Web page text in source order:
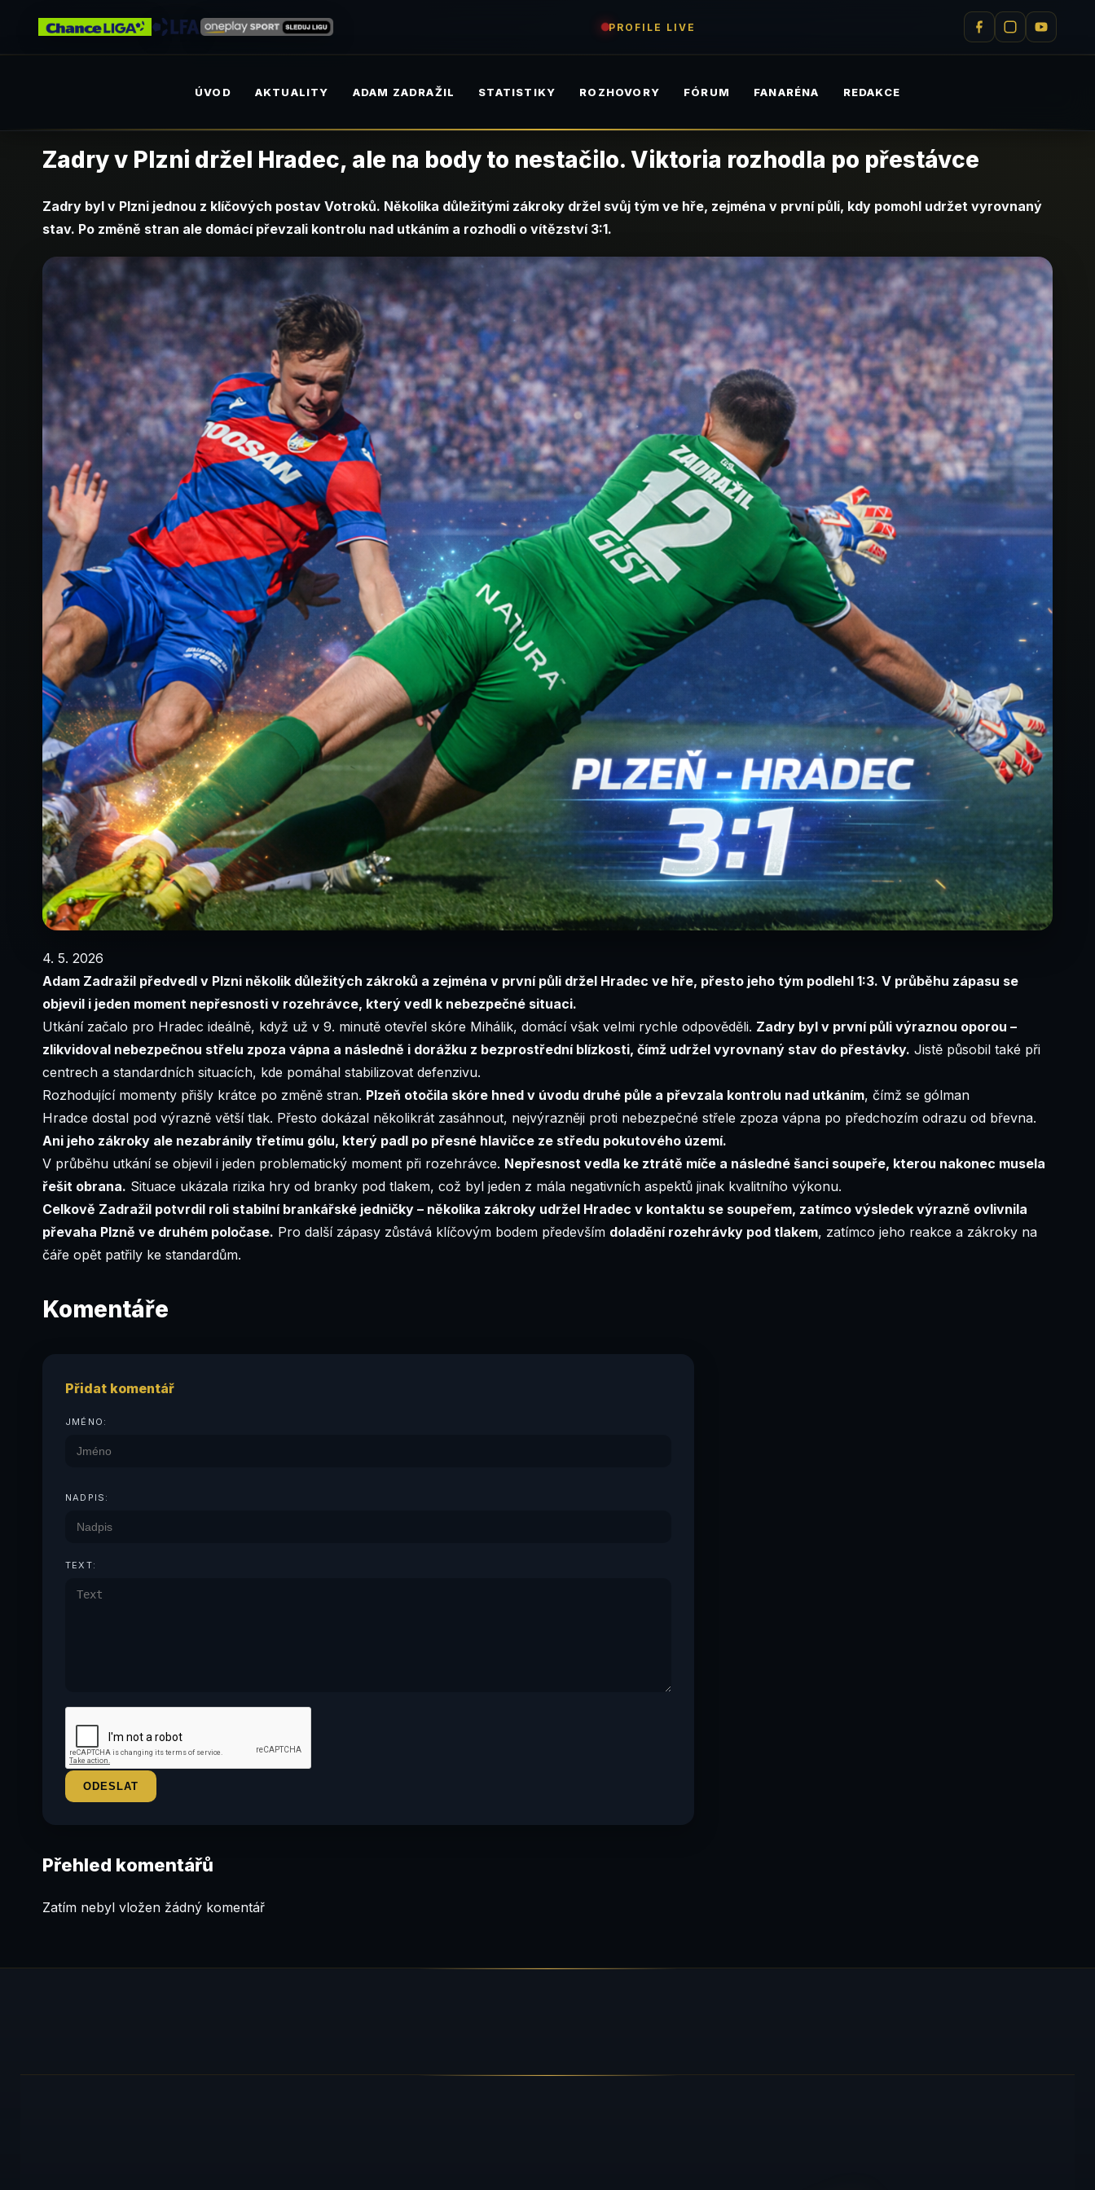
PROFILE LIVE
ÚVOD AKTUALITY ADAM ZADRAŽIL STATISTIKY ROZHOVORY FÓRUM FANARÉNA REDAKCE
Zadry v Plzni držel Hradec, ale na body to nestačilo. Viktoria rozhodla po přestávce
Zadry byl v Plzni jednou z klíčových postav Votroků. Několika důležitými zákroky držel svůj tým ve hře, zejména v první půli, kdy pomohl udržet vyrovnaný
stav. Po změně stran ale domácí převzali kontrolu nad utkáním a rozhodli o vítězství 3:1.
4. 5. 2026
Adam Zadražil předvedl v Plzni několik důležitých zákroků a zejména v první půli držel Hradec ve hře, přesto jeho tým podlehl 1:3. V průběhu zápasu se
objevil i jeden moment nepřesnosti v rozehrávce, který vedl k nebezpečné situaci.
Utkání začalo pro Hradec ideálně, když už v 9. minutě otevřel skóre Mihálik, domácí však velmi rychle odpověděli. Zadry byl v první půli výraznou oporou –
zlikvidoval nebezpečnou střelu zpoza vápna a následně i dorážku z bezprostřední blízkosti, čímž udržel vyrovnaný stav do přestávky. Jistě působil také při
centrech a standardních situacích, kde pomáhal stabilizovat defenzivu.
Rozhodující momenty přišly krátce po změně stran. Plzeň otočila skóre hned v úvodu druhé půle a převzala kontrolu nad utkáním, čímž se gólman
Hradce dostal pod výrazně větší tlak. Přesto dokázal několikrát zasáhnout, nejvýrazněji proti nebezpečné střele zpoza vápna po předchozím odrazu od břevna.
Ani jeho zákroky ale nezabránily třetímu gólu, který padl po přesné hlavičce ze středu pokutového území.
V průběhu utkání se objevil i jeden problematický moment při rozehrávce. Nepřesnost vedla ke ztrátě míče a následné šanci soupeře, kterou nakonec musela
řešit obrana. Situace ukázala rizika hry od branky pod tlakem, což byl jeden z mála negativních aspektů jinak kvalitního výkonu.
Celkově Zadražil potvrdil roli stabilní brankářské jedničky – několika zákroky udržel Hradec v kontaktu se soupeřem, zatímco výsledek výrazně ovlivnila
převaha Plzně ve druhém poločase. Pro další zápasy zůstává klíčovým bodem především doladění rozehrávky pod tlakem, zatímco jeho reakce a zákroky na
čáře opět patřily ke standardům.
Komentáře
Přidat komentář
JMÉNO:
NADPIS:
TEXT:
Přehled komentářů
Zatím nebyl vložen žádný komentář